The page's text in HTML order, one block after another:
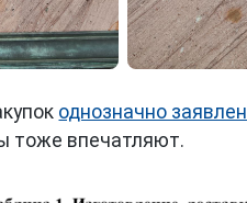
однозначно заявлен
тоже впечатляют.